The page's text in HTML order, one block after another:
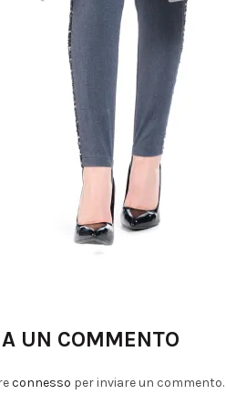
UN COMMENTO
connesso per inviare un commento.